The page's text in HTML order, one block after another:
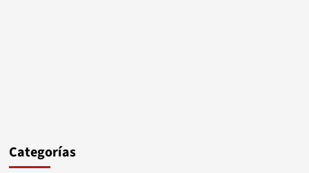
Categorías